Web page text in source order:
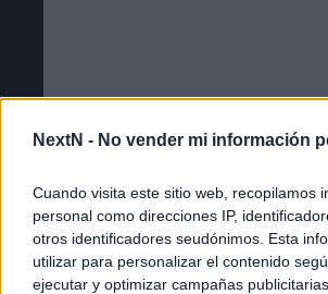
NextN - No vender mi información
Cuando visita este sitio web, recopilamos
personal como direcciones IP,
otros identificadores seudónimos. Esta
utilizar para personalizar el contenido
ejecutar y optimizar campañas